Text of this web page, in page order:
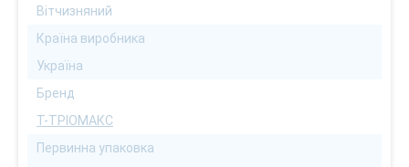
Вітчизняний
Країна виробника
Україна
Бренд
Т-ТРІОМАКС
Первинна упаковка